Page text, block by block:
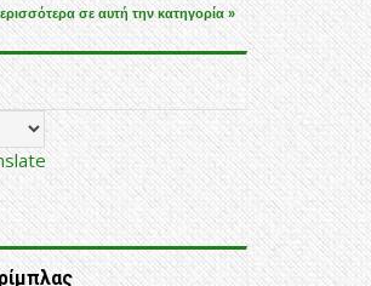
σε αυτή την κατηγορία »